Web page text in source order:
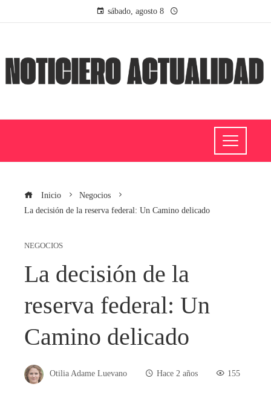
sábado, agosto 8
Inicio
Negocios
La decisión de la reserva federal: Un Camino delicado
NEGOCIOS
La decisión de la
reserva federal: Un
Camino delicado
Otilia Adame Luevano Hace 2 años 155